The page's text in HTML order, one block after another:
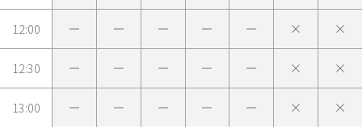
12:00
12:30
13:00